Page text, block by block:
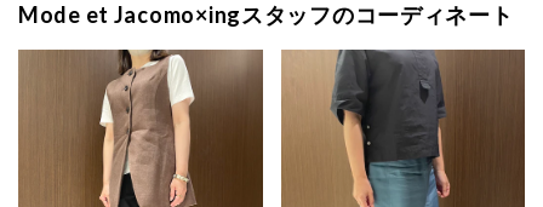
Mode et Jacomo×ingスタッフのコーディネート